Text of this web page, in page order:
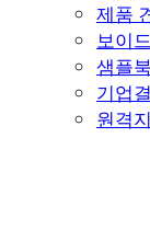
제품
보이
샘플
기업
원격